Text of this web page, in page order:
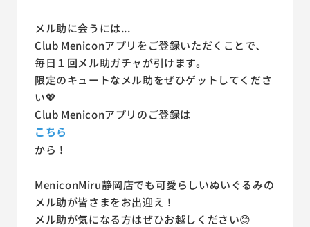
メル助に会うには...
Club Meniconアプリをご登録いただくことで、
毎日１回メル助ガチャが引けます。
限定のキュートなメル助をぜひゲットしてくださ
い💖
Club Meniconアプリのご登録は
こちら
から！
MeniconMiru静岡店でも可愛らしいぬいぐるみの
メル助が皆さまをお出迎え！
メル助が気になる方はぜひお越しください😊